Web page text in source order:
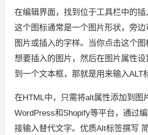
在编辑界面，找到位于工具栏中的插
这个图标通常是一个图片形状，旁
图片或插入的字样。当你点击这个
想要插入的图片，然后在图片属性
到一个文本框，那就是用来输入ALT
在HTML中，只需将alt属性添加到图
WordPress和Shopify等平台，通过
接输入替代文字。优质Alt标签撰写